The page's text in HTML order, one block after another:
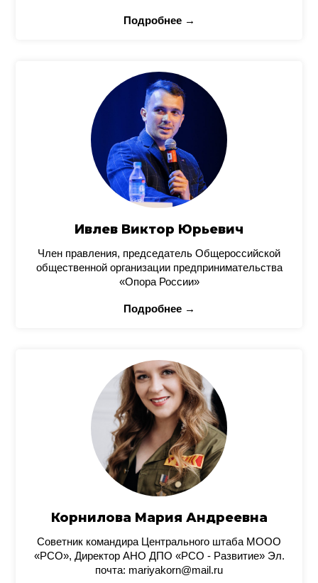
Подробнее →
Ивлев Виктор Юрьевич
Член правления, председатель Общероссийской
общественной организации предпринимательства
«Опора России»
Подробнее →
Корнилова Мария Андреевна
Советник командира Центрального штаба МООО
«РСО», Директор АНО ДПО «РСО - Развитие» Эл.
почта: mariyakorn@mail.ru